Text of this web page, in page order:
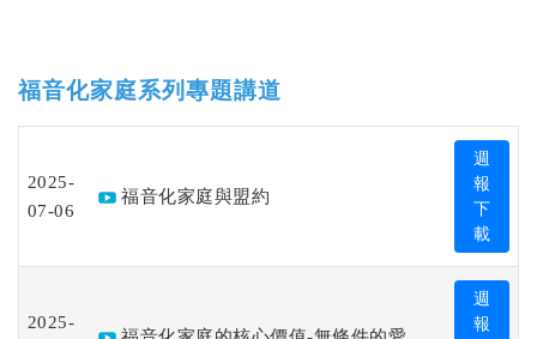
福音化家庭系列專題講道
2025-
07-06
福音化家庭與盟約
週
報
下
載
2025-
週
報